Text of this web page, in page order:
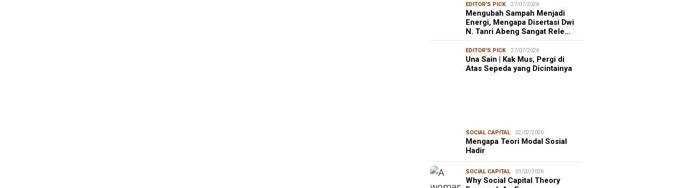
EDITOR'S PICK 27/07/2026
Mengubah Sampah Menjadi
Energi, Mengapa Disertasi Dwi
N. Tanri Abeng Sangat Rele…
EDITOR'S PICK 27/07/2026
Una Sain | Kak Mus, Pergi di
Atas Sepeda yang Dicintainya
SOCIAL CAPITAL 02/02/2026
Mengapa Teori Modal Sosial
Hadir
SOCIAL CAPITAL 01/02/2026
Why Social Capital Theory